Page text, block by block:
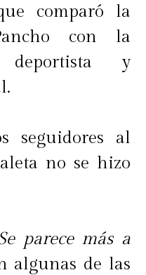
comparó la
con la
y
seguidores al
no se hizo
parece más a
algunas de las